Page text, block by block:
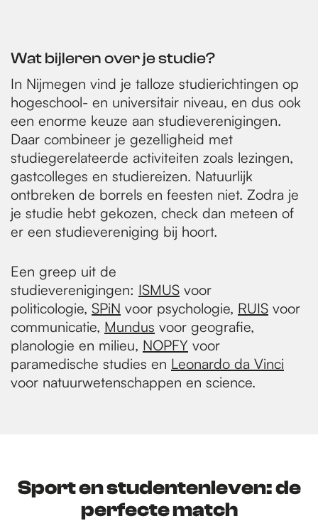
Wat bijleren over je studie?
In Nijmegen vind je talloze studierichtingen op
hogeschool- en universitair niveau, en dus ook
een enorme keuze aan studieverenigingen.
Daar combineer je gezelligheid met
studiegerelateerde activiteiten zoals lezingen,
gastcolleges en studiereizen. Natuurlijk
ontbreken de borrels en feesten niet. Zodra je
je studie hebt gekozen, check dan meteen of
er een studievereniging bij hoort.
Een greep uit de
studieverenigingen: ISMUS voor
politicologie, SPiN voor psychologie, RUIS voor
communicatie, Mundus voor geografie,
planologie en milieu, NOPFY voor
paramedische studies en Leonardo da Vinci
voor natuurwetenschappen en science.
Sport en studentenleven: de
perfecte match